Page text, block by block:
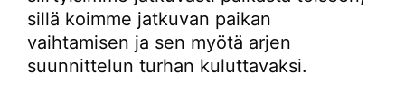
sillä koimme jatkuvan paikan
vaihtamisen ja sen myötä arjen
suunnittelun turhan kuluttavaksi.